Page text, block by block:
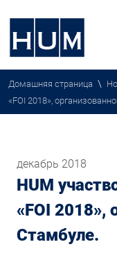
Домашняя страница \
«FOI 2018»,
декабрь 2018
HUM
«FOI 2018»,
Стамбуле.